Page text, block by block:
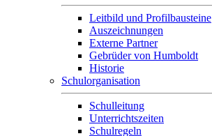
Leitbild und Profilbausteine
Auszeichnungen
Externe Partner
Gebrüder von Humboldt
Historie
Schulorganisation
Schulleitung
Unterrichtszeiten
Schulregeln